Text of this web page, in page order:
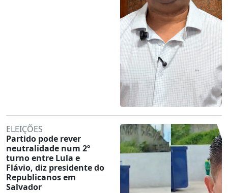
ELEIÇÕES
Partido pode rever
neutralidade num 2º
turno entre Lula e
Flávio, diz presidente do
Republicanos em
Salvador